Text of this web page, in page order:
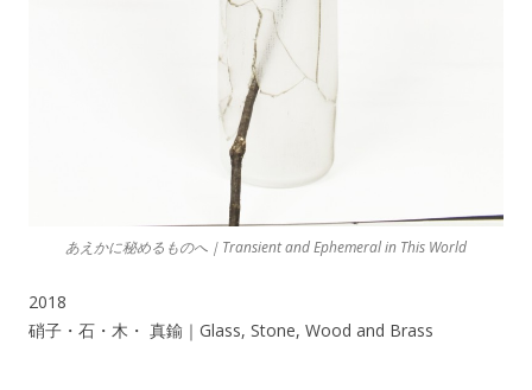
あえかに秘めるものへ｜Transient and Ephemeral in This World
2018
硝子・石・木・ 真鍮｜Glass, Stone, Wood and Brass